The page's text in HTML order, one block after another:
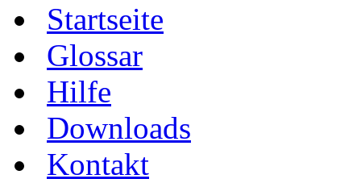
Startseite
Glossar
Hilfe
Downloads
Kontakt